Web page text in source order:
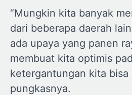
“Mungkin kita banyak
dari beberapa daerah
ada upaya yang panen
membuat kita optimis
ketergantungan kita bisa
pungkasnya.